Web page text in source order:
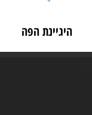
היגיינת הפה